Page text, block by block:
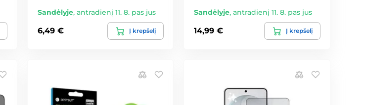
Sandėlyje, antradienį 11. 8. pas jus
6,49 € Į krepšelį
Sandėlyje,antradienį 11. 8. pas jus
14,99 € Į krepšelį